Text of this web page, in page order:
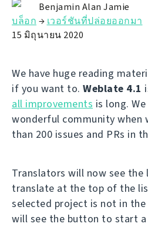
Benjamin Alan Jamie
บล็อก → เวอร์ชันที่ปล่อยออกมา
15 มิถุนายน 2020
We have huge reading
if you want to. Weblate 4.1
all improvements is long.
wonderful community when
than 200 issues and PRs in
Translators will now see the
translate at the top of the
selected project is not in
will see the button to start